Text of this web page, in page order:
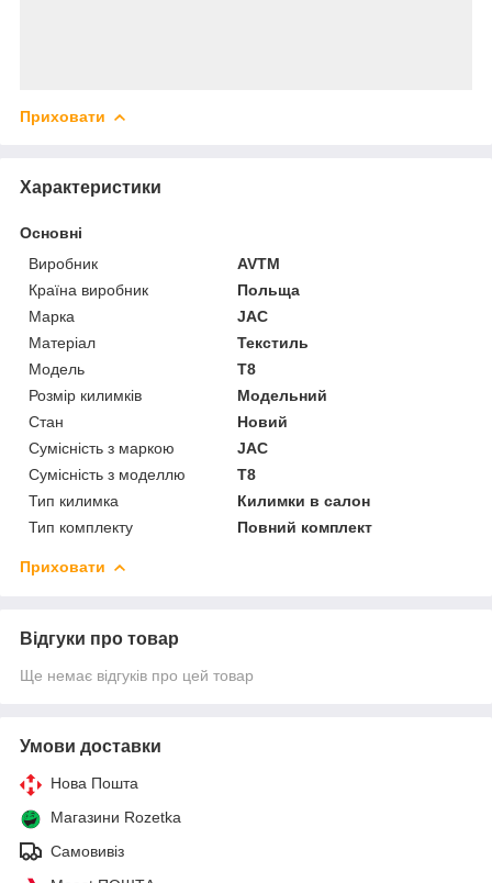
Приховати
Характеристики
Основні
Виробник
AVTM
Країна виробник
Польща
Марка
JAC
Матеріал
Текстиль
Модель
T8
Розмір килимків
Модельний
Стан
Новий
Сумісність з маркою
JAC
Сумісність з моделлю
T8
Тип килимка
Килимки в салон
Тип комплекту
Повний комплект
Приховати
Відгуки про товар
Ще немає відгуків про цей товар
Умови доставки
Нова Пошта
Магазини Rozetka
Самовивіз